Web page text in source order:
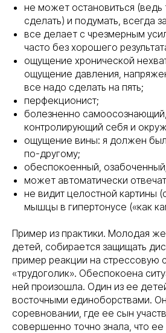
не может остановиться (ведь
сделать) и подумать, всегда
все делает с чрезмерным
часто без хорошего
ощущение хронической
ощущение давления,
все надо сделать на пять;
перфекционист;
болезненно
контролирующий себя и
ощущение вины: я должен
по-другому;
обеспокоенный,
может автоматически
не видит целостной картины
мышцы в гипертонусе («как
Пример из практики. Молодая
детей, собирается защищать
пример реакции на стрессовую
«трудоголик». Обеспокоена
ней произошла. Один из ее
восточными единоборствами.
соревновании, где ее сын
совершенно точно знала, что